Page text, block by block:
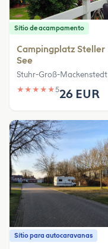
Sítio de acampamento
Campingplatz Steller
See
Stuhr-Groß-Mackenstedt
★ ★ ★ ★ ★526 EUR
Sítio para autocaravanas